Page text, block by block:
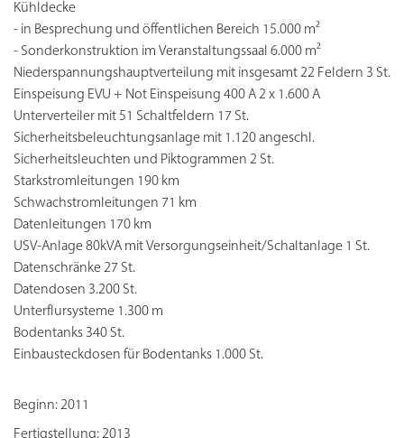
Kühldecke
- in Besprechung und öffentlichen Bereich 15.000 m²
- Sonderkonstruktion im Veranstaltungssaal 6.000 m²
Niederspannungshauptverteilung mit insgesamt 22 Feldern 3 St.
Einspeisung EVU + Not Einspeisung 400 A 2 x 1.600 A
Unterverteiler mit 51 Schaltfeldern 17 St.
Sicherheitsbeleuchtungsanlage mit 1.120 angeschl.
Sicherheitsleuchten und Piktogrammen 2 St.
Starkstromleitungen 190 km
Schwachstromleitungen 71 km
Datenleitungen 170 km
USV-Anlage 80kVA mit Versorgungseinheit/Schaltanlage 1 St.
Datenschränke 27 St.
Datendosen 3.200 St.
Unterflursysteme 1.300 m
Bodentanks 340 St.
Einbausteckdosen für Bodentanks 1.000 St.
Beginn: 2011
Fertigstellung: 2013